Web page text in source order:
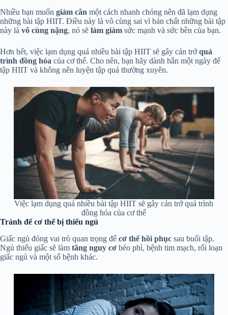
Nhiều bạn muốn giảm cân một cách nhanh chóng nên đã lạm dụng
những bài tập HIIT. Điều này là vô cùng sai vì bản chất những bài tập
này là vô cùng nặng, nó sẽ làm giảm sức mạnh và sức bền của bạn.
Hơn hết, việc lạm dụng quá nhiều bài tập HIIT sẽ gây cản trởquá
trình đồng hóa của cơ thể. Cho nên, bạn hãy dành hẳn một ngày để
tập HIIT và không nên luyện tập quá thường xuyên.
Việc lạm dụng quá nhiều bài tập HIIT sẽ gây cản trở quá trình
đồng hóa của cơ thể
Tránh để cơ thể bị thiếu ngủ
Giấc ngủ đóng vai trò quan trọng để cơ thể hồi phục sau buổi tập.
Ngủ thiếu giấc sẽ làm tăng nguy cơ béo phì, bệnh tim mạch, rối loạn
giấc ngủ và một số bệnh khác.